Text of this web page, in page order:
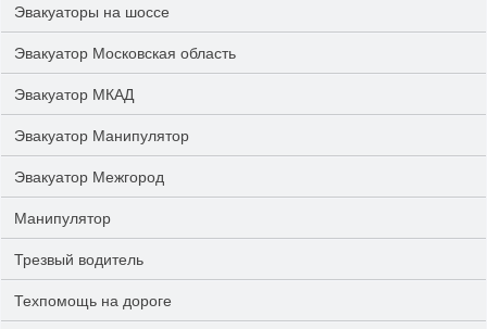
Эвакуаторы на шоссе
Эвакуатор Московская область
Эвакуатор МКАД
Эвакуатор Манипулятор
Эвакуатор Межгород
Манипулятор
Трезвый водитель
Техпомощь на дороге